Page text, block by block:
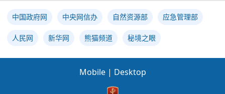
中国政府网 中央网信办 自然资源部 应急管理部
人民网 新华网 熊猫频道 秘境之眼
Mobile | Desktop